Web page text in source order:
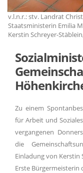
v.l.n.r.: stv. Landrat
Staatsministerin Emilia
Kerstin Schreyer-
Zu einem
für Arbeit und
vergangenen
die
Einladung von Kerstin
Erste Bürgermeisterin